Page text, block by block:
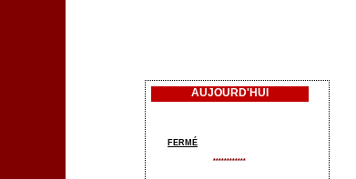
AUJOURD'HUI
FERMÉ
************